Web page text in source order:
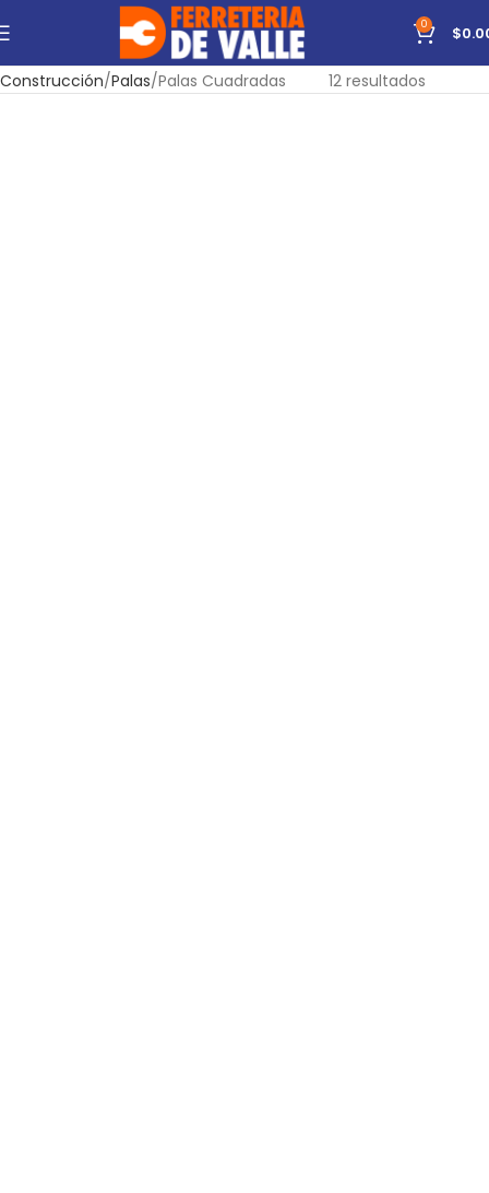
0 $
Herramientas Manuales
Construcción Palas Palas Cuadradas
12 resultados